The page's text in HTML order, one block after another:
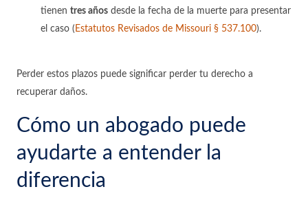
tienen tres años desde la fecha de la muerte para presentar
el caso ( Estatutos Revisados de Missouri § 537.100).
Perder estos plazos puede significar perder tu derecho a
recuperar daños.
Cómo un abogado puede
ayudarte a entender la
diferencia